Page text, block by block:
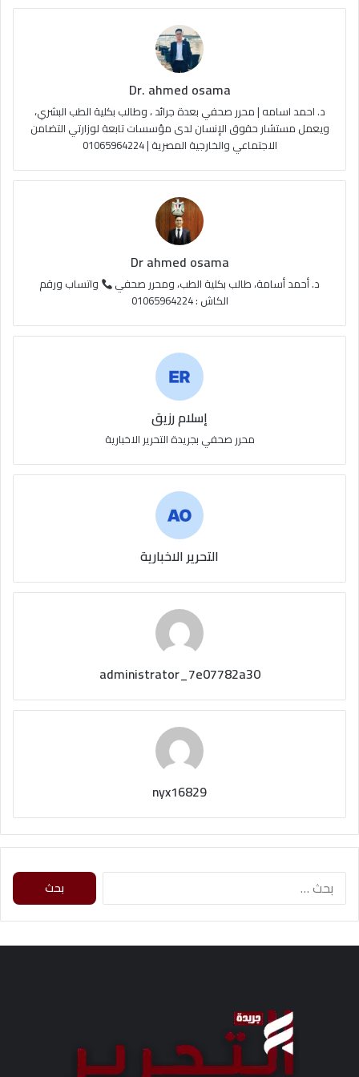
e
ا
م
ا
ل
م
و
R
S
S
Dr. ahmed osama
د. احمد اسامه | محرر صحفي بعدة جرائد ، وطالب بكلية الطب البشري،
ويعمل مستشار حقوق الإنسان لدى مؤسسات تابعة لوزارتي التضامن
الاجتماعي والخارجية المصرية | 01065964224
Dr ahmed osama
د. أحمد أسامة، طالب بكلية الطب، ومحرر صحفي
واتساب ورقم
الكاش : 01065964224
إسلام رزيق
محرر صحفي بجريدة التحرير الاخبارية
التحرير الاخبارية
administrator_7e07782a30
nyx16829
ث